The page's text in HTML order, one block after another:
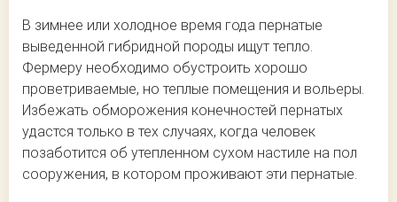
В зимнее или холодное время года пернатые
выведенной гибридной породы ищут тепло.
Фермеру необходимо обустроить хорошо
проветриваемые, но теплые помещения и вольеры.
Избежать обморожения конечностей пернатых
удастся только в тех случаях, когда человек
позаботится об утепленном сухом настиле на пол
сооружения, в котором проживают эти пернатые.